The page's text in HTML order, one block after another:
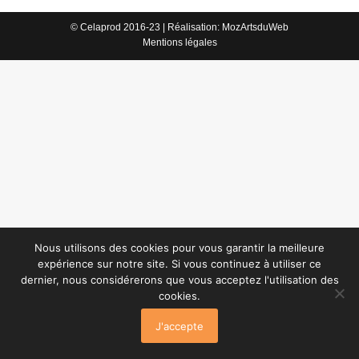
© Celaprod 2016-23 | Réalisation: MozArtsduWeb
Mentions légales
Nous utilisons des cookies pour vous garantir la meilleure
expérience sur notre site. Si vous continuez à utiliser ce
dernier, nous considérerons que vous acceptez l'utilisation des
cookies.
J'accepte